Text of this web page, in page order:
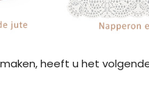
heeft u het